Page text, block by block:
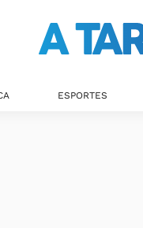
ESPORTES